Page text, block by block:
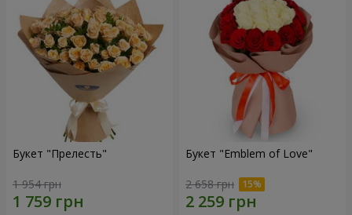
Букет "Прелесть"
1 954 грн
Букет "Emblem of Love"
2 658 грн